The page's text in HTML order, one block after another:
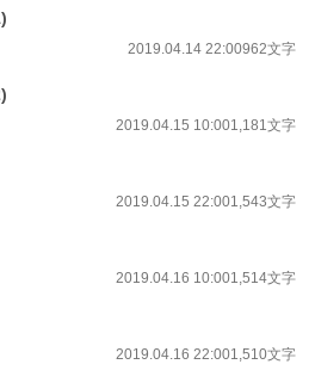
2019.04.14 22:00962文字
2019.04.15 10:001,181文字
2019.04.15 22:001,543文字
2019.04.16 10:001,514文字
2019.04.16 22:001,510文字